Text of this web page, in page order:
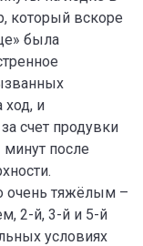
который вскоре
была
ход, и
счет продувки
минут после
очень тяжёлым –
2-й, 3-й и 5-й
условиях